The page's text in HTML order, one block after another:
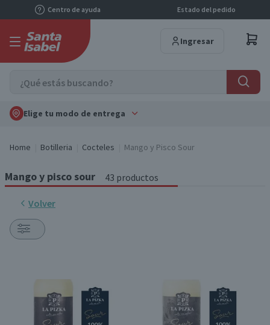
Centro de ayuda Estado del pedido
Ingresar
Elige tu modo de entrega
Home Botilleria Cocteles Mango y Pisco Sour
Mango y pisco sour 43 productos
Volver